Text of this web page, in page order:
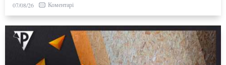
07/08/26 Коментарі